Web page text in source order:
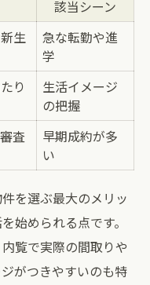
めの比較ポイント
適した建売の条件
間取りの選び方
の利点を活かすコ
な暮らし方
生活のポイント表
い暮らしをイメー
該当シーン
生
急な転勤や進
学
り
生活イメージ
の把握
査
早期成約が多
い
を選ぶ最大のメリッ
始められる点です。
覧で実際の間取りや
がつきやすいのも特